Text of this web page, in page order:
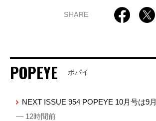
SHARE
POPEYE ポパイ
NEXT ISSUE 954 POPEYE 10月号は9
— 12時間前